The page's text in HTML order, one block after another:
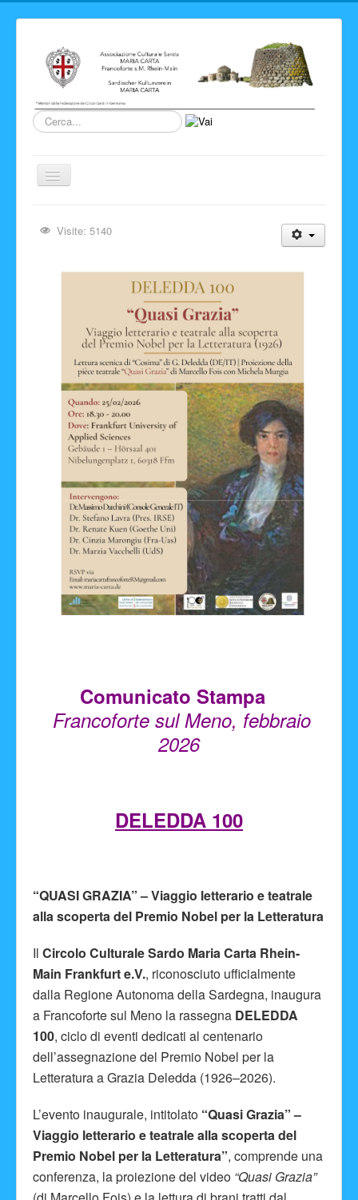
Cerca...
Cambia
Su di noi
Storia del Circolo
Info e link
Facebook
Visite: 5140
Comunicato Stampa
Francoforte sul Meno, febbraio
2026
DELEDDA 100
“QUASI GRAZIA” – Viaggio letterario e teatrale
alla scoperta del Premio Nobel per la Letteratura
Il Circolo Culturale Sardo Maria Carta Rhein-
Main Frankfurt e.V., riconosciuto ufficialmente
dalla Regione Autonoma della Sardegna, inaugura
a Francoforte sul Meno la rassegna DELEDDA
100, ciclo di eventi dedicati al centenario
dell’assegnazione del Premio Nobel per la
Letteratura a Grazia Deledda (1926–2026).
L’evento inaugurale, intitolato “Quasi Grazia” –
Viaggio letterario e teatrale alla scoperta del
Premio Nobel per la Letteratura”, comprende una
conferenza, la proiezione del video “Quasi Grazia”